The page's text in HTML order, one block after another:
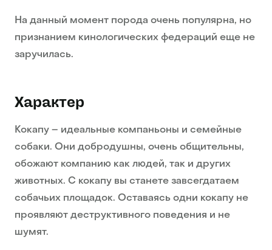
На данный момент порода очень популярна, но
признанием кинологических федераций еще не
заручилась.
Характер
Кокапу – идеальные компаньоны и семейные
собаки. Они добродушны, очень общительны,
обожают компанию как людей, так и других
животных. С кокапу вы станете завсегдатаем
собачьих площадок. Оставаясь одни кокапу не
проявляют деструктивного поведения и не
шумят.